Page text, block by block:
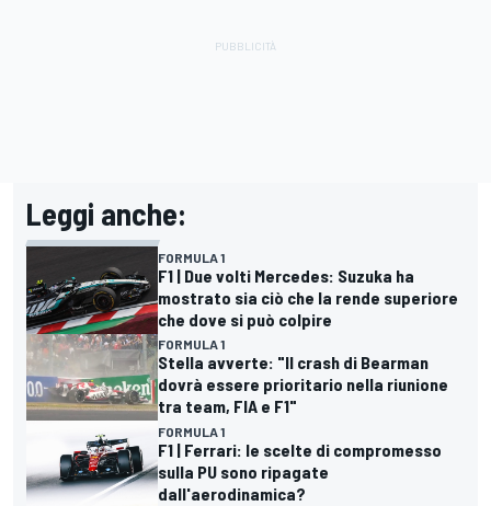
Leggi anche:
FORMULA 1
F1 | Due volti Mercedes: Suzuka ha
mostrato sia ciò che la rende superiore
che dove si può colpire
FORMULA 1
Stella avverte: "Il crash di Bearman
dovrà essere prioritario nella riunione
tra team, FIA e F1"
FORMULA 1
F1 | Ferrari: le scelte di compromesso
sulla PU sono ripagate
dall'aerodinamica?